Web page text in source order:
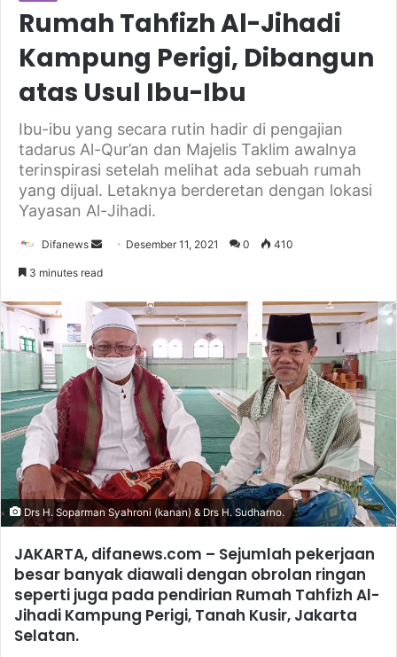
Rumah Tahfizh Al-Jihadi
Kampung Perigi, Dibangun
atas Usul Ibu-Ibu
Ibu-ibu yang secara rutin hadir di pengajian
tadarus Al-Qur’an dan Majelis Taklim awalnya
terinspirasi setelah melihat ada sebuah rumah
yang dijual. Letaknya berderetan dengan lokasi
Yayasan Al-Jihadi.
Difanews
Send Desember 11, 2021 0 410
3 minutes read
Drs H. Soparman Syahroni (kanan) & Drs H. Sudharno.
JAKARTA, difanews.com – Sejumlah pekerjaan
besar banyak diawali dengan obrolan ringan
seperti juga pada pendirian Rumah Tahfizh Al-
Jihadi Kampung Perigi, Tanah Kusir, Jakarta
Selatan.